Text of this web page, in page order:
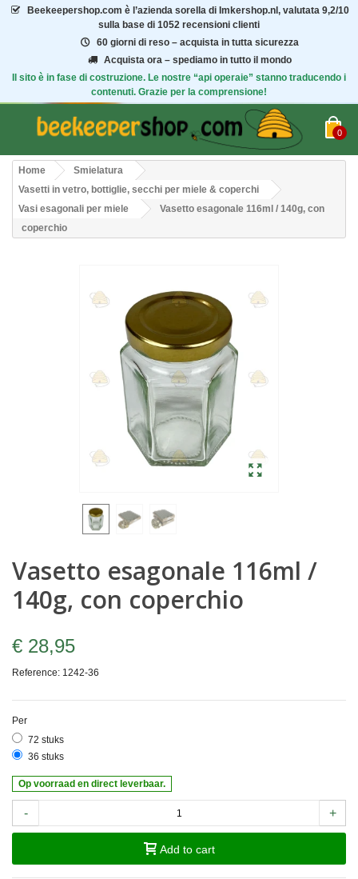
Beekeepershop.com è l’azienda sorella di Imkershop.nl, valutata 9,2/10
sulla base di 1052 recensioni clienti
60 giorni di reso – acquista in tutta sicurezza
Acquista ora – spediamo in tutto il mondo
Il sito è in fase di costruzione. Le nostre “api operaie” stanno traducendo i
contenuti. Grazie per la comprensione!
0
Home
Smielatura
Vasetti in vetro, bottiglie, secchi per miele & coperchi
Vasi esagonali per miele
Vasetto esagonale 116ml / 140g, con
coperchio
Vasetto esagonale 116ml /
140g, con coperchio
€ 28,95
Reference: 1242-36
Per
72 stuks
36 stuks
Op voorraad en direct leverbaar.
- +
Add to cart